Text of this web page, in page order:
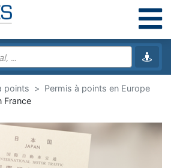
points
Permis à points en Europe
France